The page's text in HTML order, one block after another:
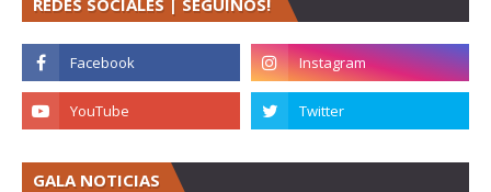
REDES SOCIALES | SEGUINOS!
GALA NOTICIAS